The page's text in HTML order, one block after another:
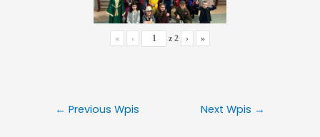
« ‹ z 2 › »
← Previous Wpis Next Wpis →